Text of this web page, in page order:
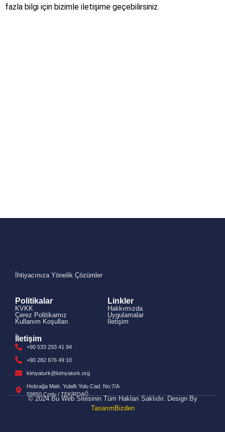
fazla bilgi için bizimle iletişime geçebilirsiniz.
İhtiyacınıza Yönelik Çözümler
Politikalar
KVKK
Çerez Politikamız
Kullanım Koşulları
Linkler
Hakkımızda
Uygulamalar
İletişim
İletişim
+90 533 293 41 94
+90 282 676 49 10
kimyaturk@kimyaturk.org
Hıdırağa Mah. Yulaflı Yolu Cad. No:7/A
59850 Çorlu / TEKİRDAĞ
© 2024 Bu Web Sitesinin Tüm Hakları Saklıdır. Design By
TasarımBizden